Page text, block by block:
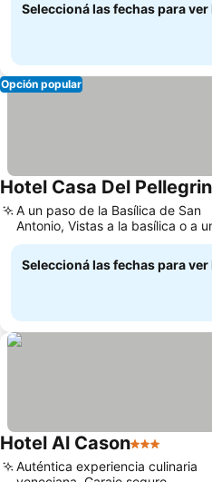
Seleccioná las fechas para
Opción popular
Hotel Casa Del
A un paso de la Basílica de San
Antonio, Vistas a la basílica o a
patio tranquilo
Seleccioná las fechas para
Hotel Al Cason3 Estrellas
Auténtica experiencia culinaria